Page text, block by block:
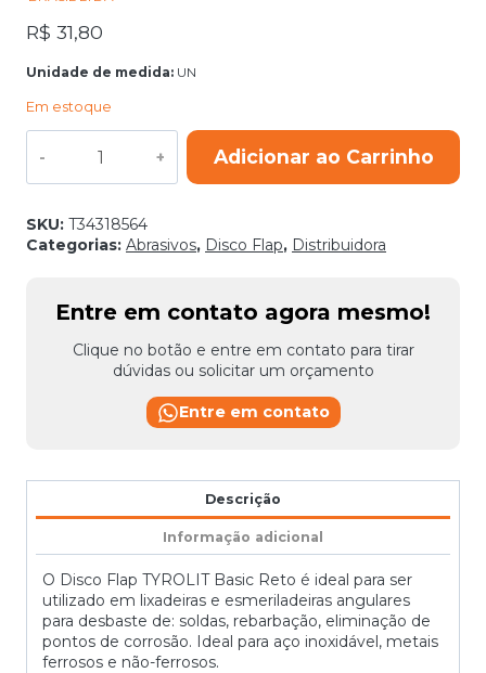
R$ 31,80
Unidade de medida: UN
Em estoque
FLAP
28CLA
ZA60
TYROLIT
Adicionar ao Carrinho
SKU: T34318564
Categorias: Abrasivos, Disco Flap, Distribuidora
Entre em contato agora mesmo!
Clique no botão e entre em contato para tirar
dúvidas ou solicitar um orçamento
Entre em contato
Descrição
Informação adicional
O Disco Flap TYROLIT Basic Reto é ideal para ser
utilizado em lixadeiras e esmeriladeiras angulares
para desbaste de: soldas, rebarbação, eliminação de
pontos de corrosão. Ideal para aço inoxidável, metais
ferrosos e não-ferrosos.